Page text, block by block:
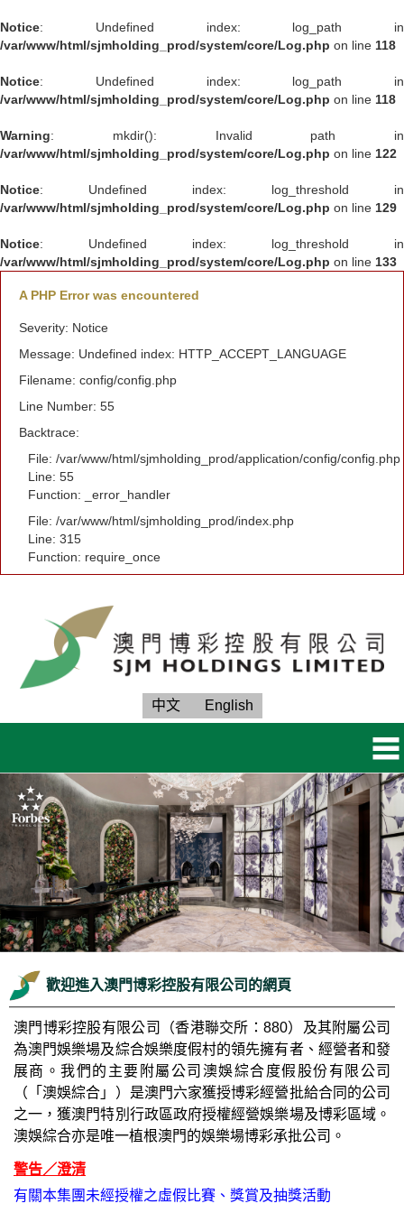
Notice: Undefined index: log_path in
/var/www/html/sjmholding_prod/system/core/Log.php on line 118
Notice: Undefined index: log_path in
/var/www/html/sjmholding_prod/system/core/Log.php on line 118
Warning: mkdir(): Invalid path in
/var/www/html/sjmholding_prod/system/core/Log.php on line 122
Notice: Undefined index: log_threshold in
/var/www/html/sjmholding_prod/system/core/Log.php on line 129
Notice: Undefined index: log_threshold in
/var/www/html/sjmholding_prod/system/core/Log.php on line 133
A PHP Error was encountered
Severity: Notice
Message: Undefined index: HTTP_ACCEPT_LANGUAGE
Filename: config/config.php
Line Number: 55
Backtrace:
File: /var/www/html/sjmholding_prod/application/config/config.php
Line: 55
Function: _error_handler
File: /var/www/html/sjmholding_prod/index.php
Line: 315
Function: require_once
中文 English
歡迎進入澳門博彩控股有限公司的網頁
澳門博彩控股有限公司（香港聯交所：880）及其附屬公司
為澳門娛樂場及綜合娛樂度假村的領先擁有者、經營者和發
展商。我們的主要附屬公司澳娛綜合度假股份有限公司
（「澳娛綜合」）是澳門六家獲授博彩經營批給合同的公司
之一，獲澳門特別行政區政府授權經營娛樂場及博彩區域。
澳娛綜合亦是唯一植根澳門的娛樂場博彩承批公司。
警告／澄清
有關本集團未經授權之虛假比賽、獎賞及抽獎活動